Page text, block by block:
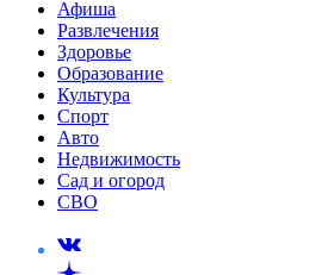
Афиша
Развлечения
Здоровье
Образование
Культура
Спорт
Авто
Недвижимость
Сад и огород
СВО